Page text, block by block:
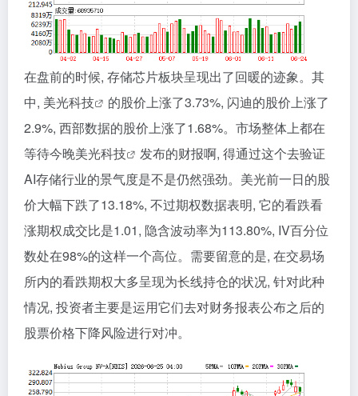
在盘前的时候, 存储芯片板块呈现出了回暖的迹象。其
中, 美光科技
的股价上涨了3.73%, 闪迪的股价上涨了
2.9%, 西部数据的股价上涨了1.68%。市场整体上都在
等待今晚美光科技
发布的财报啊, 得通过这个去验证
AI存储行业的景气度是不是仍然强劲。美光前一日的股
价大幅下跌了13.18%, 不过期权数据表明, 它的看跌看
涨期权成交比是1.01, 隐含波动率为113.80%, IV百分位
数处在98%的这样一个高位。需要留意的是, 在交易场
所内的看跌期权大多呈现为长线持仓的状况, 针对此种
情况, 投资者主要是运用它们去对财务报表公布之后的
股票价格下降风险进行对冲。